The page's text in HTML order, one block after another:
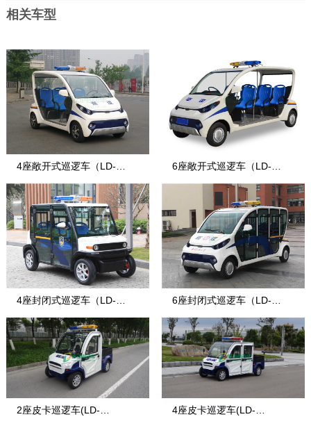
相关车型
4座敞开式巡逻车（LD-
S4.PAC）
6座敞开式巡逻车（LD-
S6.PAC）
4座封闭式巡逻车（LD-
S4.PBF）
6座封闭式巡逻车（LD-
S6.PAF）
2座皮卡巡逻车(LD- 4座皮卡巡逻车(LD-